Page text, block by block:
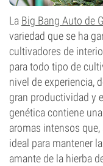
La Big Bang Auto de
variedad que se ha
cultivadores de
para todo tipo de
nivel de experiencia,
gran productividad y
genética contiene
aromas intensos
ideal para mantener
amante de la hierba